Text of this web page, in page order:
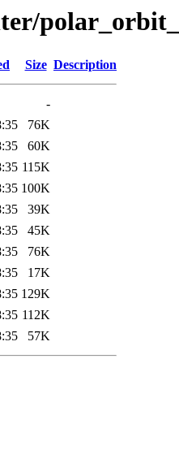
Size Description
-
76K
60K
115K
100K
39K
45K
76K
17K
129K
112K
57K